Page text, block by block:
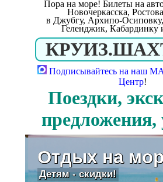
Пора на море! Билеты на
Новочеркасска,
в Джубгу, Архипо-
Геленджик, Кабардинку
Подписывайтесь на наш
Центр!
Поездки,
предложения,
Отдых на
Детям -скидки!